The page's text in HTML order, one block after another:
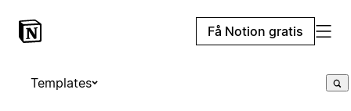
Få Notion gratis
Templates